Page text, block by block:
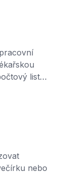
list
nebo